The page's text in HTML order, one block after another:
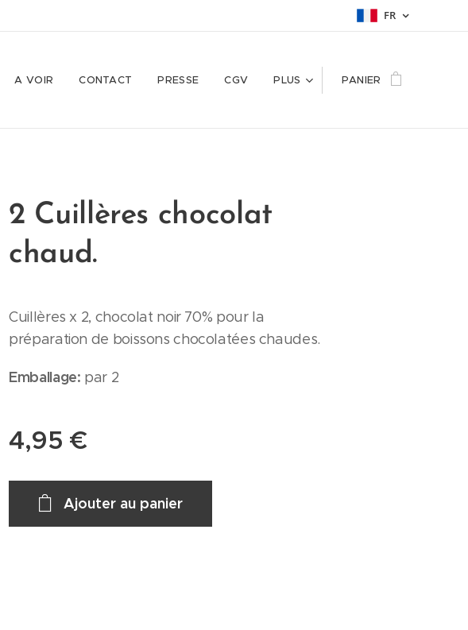
FR
A VOIR CONTACT PRESSE CGV PLUS PANIER
2 Cuillères chocolat
chaud.
Cuillères x 2, chocolat noir 70% pour la
préparation de boissons chocolatées chaudes.
Emballage: par 2
4,95 €
Ajouter au panier